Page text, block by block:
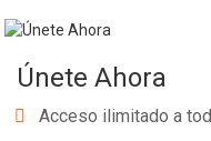
Únete Ahora
Acceso ilimitado a